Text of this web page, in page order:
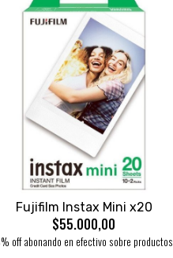
Fujifilm Instax Mini x20
$55.000,00
off abonando en efectivo sobre productos